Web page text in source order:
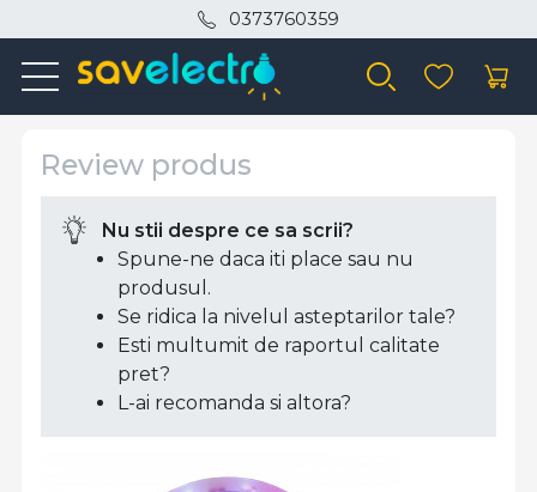
0373760359
Review produs
Nu stii despre ce sa scrii?
Spune-ne daca iti place sau nu
produsul.
Se ridica la nivelul asteptarilor tale?
Esti multumit de raportul calitate
pret?
L-ai recomanda si altora?